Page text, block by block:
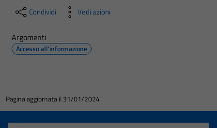
Condividi Vedi azioni
Argomenti
Accesso all'informazione
Pagina aggiornata il 31/01/2024